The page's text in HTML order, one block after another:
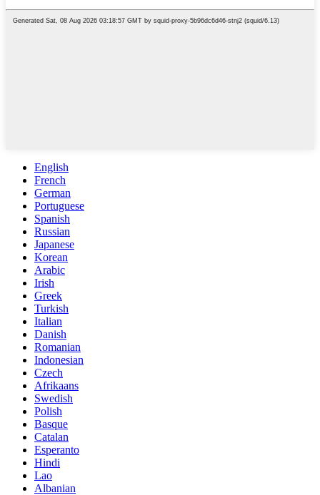
English
French
German
Portuguese
Spanish
Russian
Japanese
Korean
Arabic
Irish
Greek
Turkish
Italian
Danish
Romanian
Indonesian
Czech
Afrikaans
Swedish
Polish
Basque
Catalan
Esperanto
Hindi
Lao
Albanian